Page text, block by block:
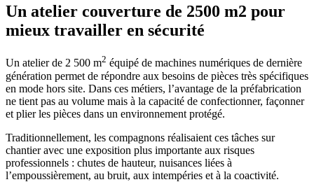
Un atelier couverture de 2500 m2 pour
mieux travailler en sécurité
Un atelier de 2 500 m2 équipé de machines numériques de dernière
génération permet de répondre aux besoins de pièces très spécifiques
en mode hors site. Dans ces métiers, l’avantage de la préfabrication
ne tient pas au volume mais à la capacité de confectionner, façonner
et plier les pièces dans un environnement protégé.
Traditionnellement, les compagnons réalisaient ces tâches sur
chantier avec une exposition plus importante aux risques
professionnels : chutes de hauteur, nuisances liées à
l’empoussièrement, au bruit, aux intempéries et à la coactivité.